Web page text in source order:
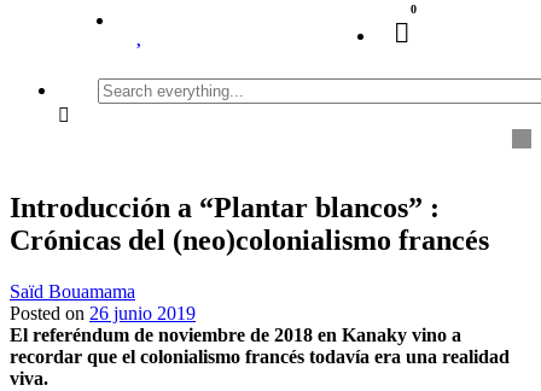
0
Search
everything...
Introducción a “Plantar blancos” :
Crónicas del (neo)colonialismo francés
Saïd Bouamama
Posted on 26 junio 2019
El referéndum de noviembre de 2018 en Kanaky vino a
recordar que el colonialismo francés todavía era una realidad
viva.